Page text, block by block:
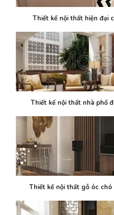
Thiết kế nội thất hiện đại
Thiết kế nội thất nhà phố
Thiết kế nội thất gỗ óc